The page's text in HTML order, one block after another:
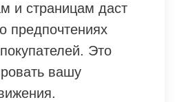
и страницам даст
предпочтениях
Это
вашу